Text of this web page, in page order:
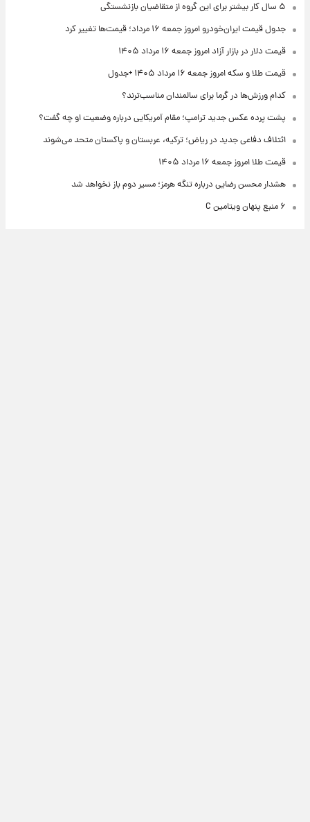
۵ سال کار بیشتر برای این گروه از متقاضیان بازنشستگی
جدول قیمت ایران‌خودرو امروز جمعه ۱۶ مرداد؛ قیمت‌ها تغییر کرد
قیمت دلار در بازار آزاد امروز جمعه ۱۶ مرداد ۱۴۰۵
قیمت طلا و سکه امروز جمعه ۱۶ مرداد ۱۴۰۵ +جدول
کدام ورزش‌ها در گرما برای سالمندان مناسب‌ترند؟
پشت پرده عکس جدید ترامپ؛ مقام آمریکایی درباره وضعیت او چه گفت؟
ائتلاف دفاعی جدید در ریاض؛ ترکیه، عربستان و پاکستان متحد می‌شوند
قیمت طلا امروز جمعه ۱۶ مرداد ۱۴۰۵
هشدار محسن رضایی درباره تنگه هرمز؛ مسیر دوم باز نخواهد شد
۶ منبع پنهان ویتامین C